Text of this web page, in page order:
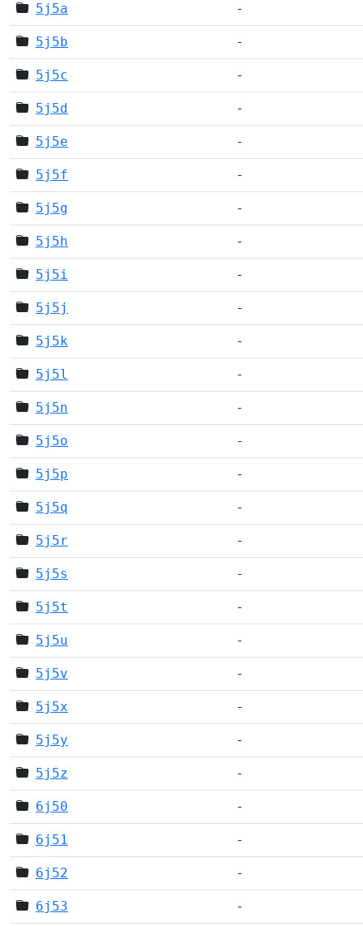
5j5a -
5j5b -
5j5c -
5j5d -
5j5e -
5j5f -
5j5g -
5j5h -
5j5i -
5j5j -
5j5k -
5j5l -
5j5n -
5j5o -
5j5p -
5j5q -
5j5r -
5j5s -
5j5t -
5j5u -
5j5v -
5j5x -
5j5y -
5j5z -
6j50 -
6j51 -
6j52 -
6j53 -